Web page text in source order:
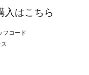
入はこちら